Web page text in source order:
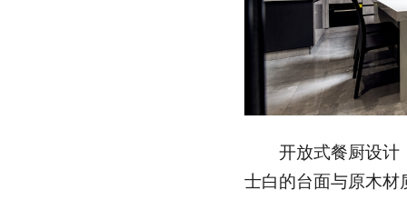
开放式餐厨设计
士白的台面与原木材